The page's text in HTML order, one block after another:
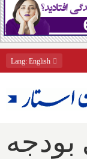
Lang: English